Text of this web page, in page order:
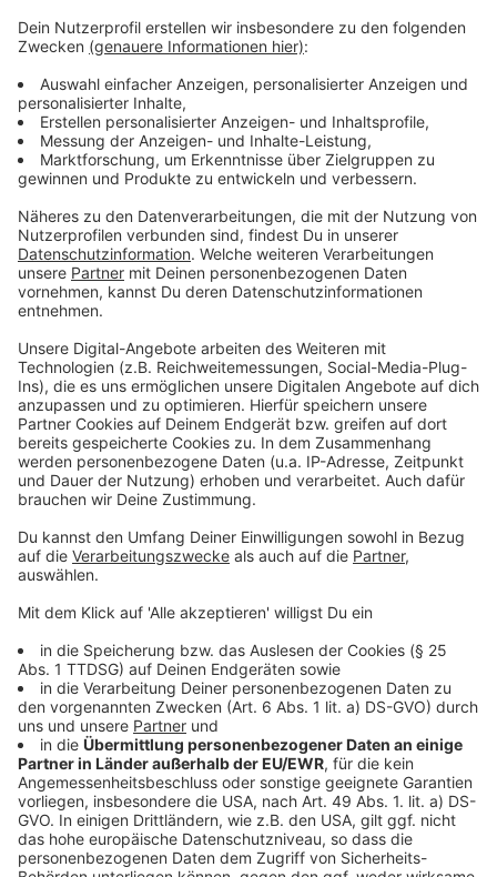
Forschung
Anzeige
Currenta sagt allerdings: So einfach ist das nicht. Man
Behandlungsverfahren, um PFAS zu reduzieren.
Konkrete Grenzwerte, die gesetzlich einzuhalten sind,
gibt es in Deutschland für PFAS nicht. Allerdings
Orientierungswerte – und die waren im März zeitweise
Anzeige
Weitere Nachrichten aus unserer Stadt
Anzeige
Rattenbefall in Leverkusener Kita - aber keine
übermalt
WM-Gold für TSV-Schwimmer Taliso Engel
Anzeige